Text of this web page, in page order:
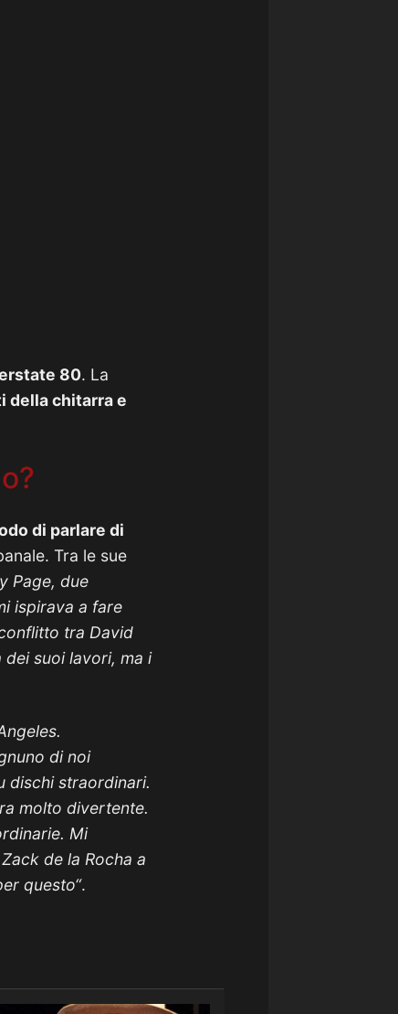
80. La
della chitarra e
di parlare di
Tra le sue
Page, due
ispirava a fare
tra David
suoi lavori, ma i
di noi
dischi straordinari.
molto divertente.
Mi
de la Rocha a
questo“.